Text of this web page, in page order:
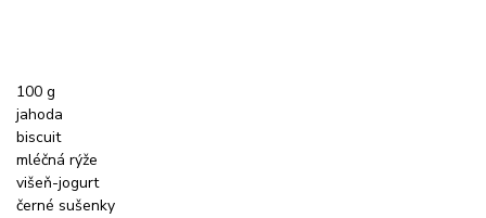
100 g
jahoda
biscuit
mléčná rýže
višeň-jogurt
černé sušenky